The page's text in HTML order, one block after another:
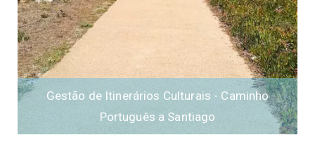
Gestão de Itinerários Culturais - Caminho
Português a Santiago